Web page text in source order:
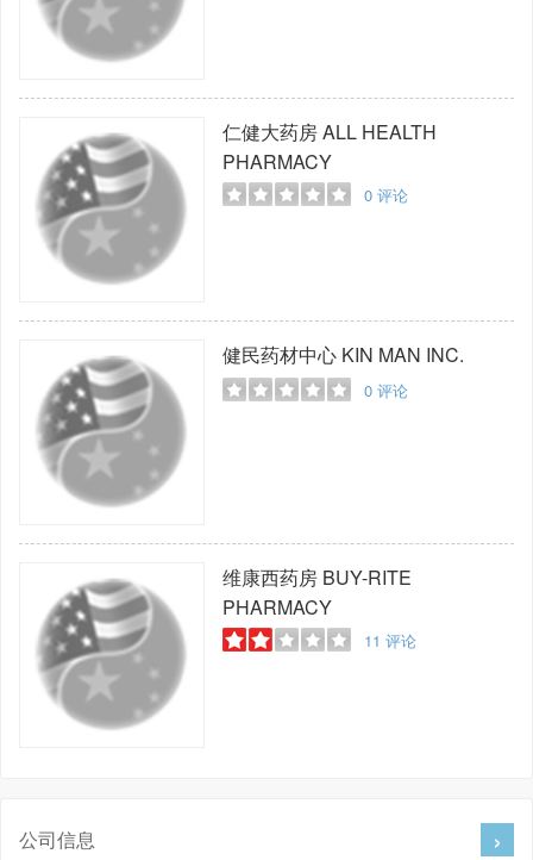
仁健大药房ALL HEALTH
PHARMACY
0评论
健民药材中心KIN MAN INC.
0评论
维康西药房BUY-RITE
PHARMACY
11 评论
公司信息